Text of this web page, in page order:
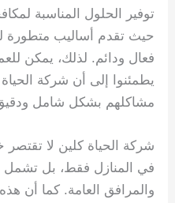
توفير الحلول المناسبة
حيث تقدم أساليب متطورة
فعال ودائم. لذلك، يمكن
يطمئنوا إلى أن شركة
مشاكلهم بشكل شامل
شركة الحياة كلين لا تقتصر
في المنازل فقط، بل تشمل
والمرافق العامة. كما أن هذه